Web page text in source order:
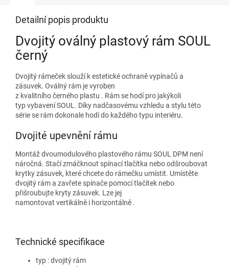
Detailní popis produktu
Dvojitý oválný plastový rám SOUL
černý
Dvojitý rámeček slouží k estetické ochraně vypínačů a
zásuvek. Oválný rám je vyroben
z kvalitního černého plastu . Rám se hodí pro jakýkoli
typ vybavení SOUL. Díky nadčasovému vzhledu a stylu této
série se rám dokonale hodí do každého typu interiéru.
Dvojité upevnění rámu
Montáž dvoumodulového plastového rámu SOUL DPM není
náročná. Stačí zmáčknout spínací tlačítka nebo odšroubovat
krytky zásuvek, které chcete do rámečku umístit. Umístěte
dvojitý rám a zavřete spínače pomocí tlačítek nebo
přišroubujte kryty zásuvek. Lze jej
namontovat vertikálně i horizontálně .
Technické specifikace
typ : dvojitý rám